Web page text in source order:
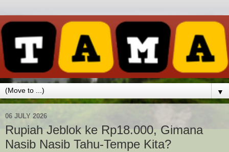
▼
06 JULY 2026
Rupiah Jeblok ke Rp18.000, Gimana
Nasib Nasib Tahu-Tempe Kita?